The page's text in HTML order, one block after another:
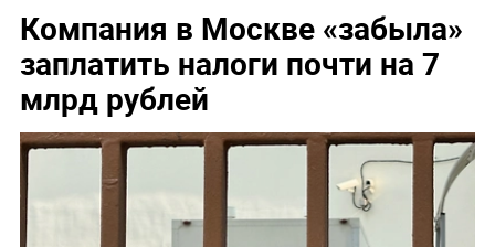
Компания в Москве «‎забыла»
заплатить налоги почти на 7
млрд рублей